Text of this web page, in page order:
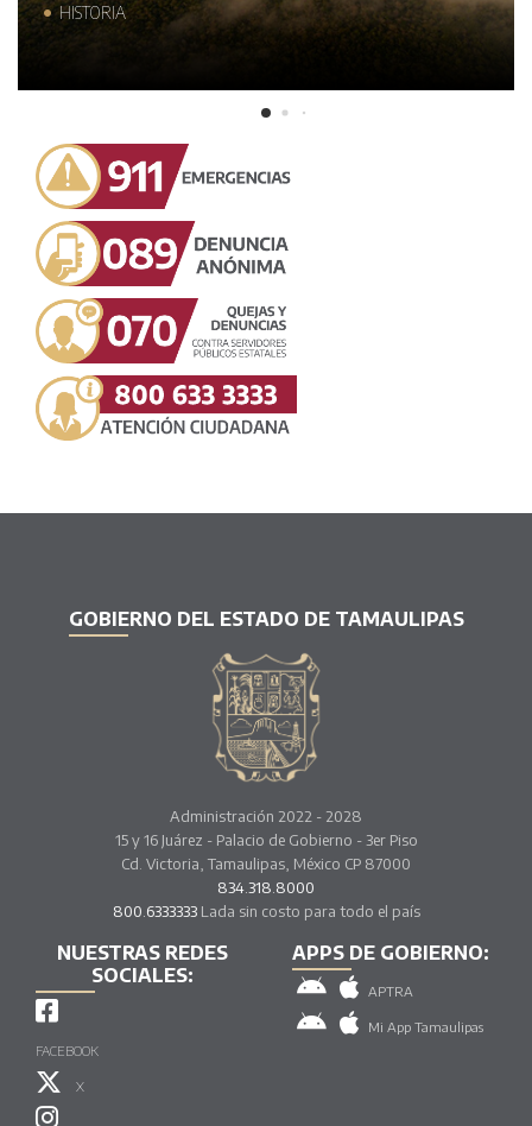
HISTORIA
GOBIERNO DEL ESTADO DE TAMAULIPAS
Administración 2022 - 2028
15 y 16 Juárez - Palacio de Gobierno - 3er Piso
Cd. Victoria, Tamaulipas, México CP 87000
834.318.8000
800.6333333Lada sin costo para todo el país
NUESTRAS REDES
SOCIALES:
FACEBOOK
X
APPS DE GOBIERNO:
APTRA
Mi App Tamaulipas